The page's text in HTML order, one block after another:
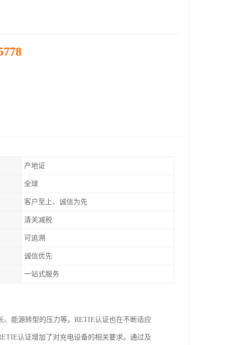
产地证
全球
客户至上、诚信为先
清关减税
可追溯
诚信优先
一站式服务
能源转型的压力等。RETIE认证也在不断适应
认证增加了对充电设备的相关要求。通过及